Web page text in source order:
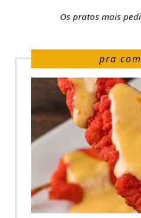
Os pratos mais
pra